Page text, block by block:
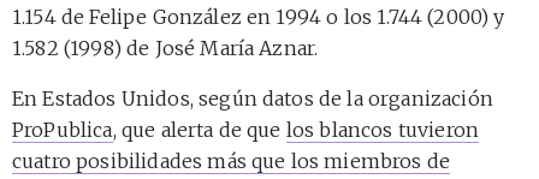
1.154 de Felipe González en 1994 o los 1.744 (2000) y
1.582 (1998) de José María Aznar.
En Estados Unidos, según datos de la organización
ProPublica, que alerta de que los blancos tuvieron
cuatro posibilidades más que los miembros de